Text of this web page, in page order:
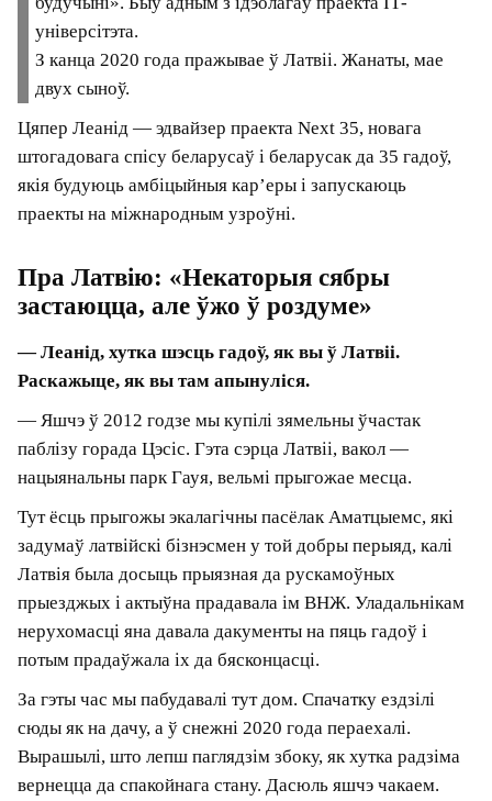
фінансаванні біятэх-стартапа Gero.
У 2010‑х Леанід актыўна падтрымліваў
школьную STEM-адукацыю, развіццё
робататэхнікі і папулярызацыю дакладных
навук у Беларусі, быў чальцом праўлення
асацыяцыі «Адукацыя для будучыні». Быў
адным з ідэолагаў праекта ІТ-універсітэта.
З канца 2020 года пражывае ў Латвіі. Жанаты,
Цяпер Леанід — эдвайзер праекта Next 35,
новага штогадовага спісу беларусаў і беларусак
да 35 гадоў, якія будуюць амбіцыйныя кар’еры і
запускаюць праекты на міжнародным узроўні.
Пра Латвію: «Некаторыя сябры
застаюцца, але ўжо ў роздуме»
— Леанід, хутка шэсць гадоў, як вы ў Латвіі.
Раскажыце, як вы там апынуліся.
— Яшчэ ў 2012 годзе мы купілі зямельны
ўчастак паблізу горада Цэсіс. Гэта сэрца Латвіі,
вакол — нацыянальны парк Гауя, вельмі
прыгожае месца.
Тут ёсць прыгожы экалагічны пасёлак
Аматцыемс, які задумаў латвійскі бізнэсмен у
той добры перыяд, калі Латвія была досыць
прыязная да рускамоўных прыезджых і